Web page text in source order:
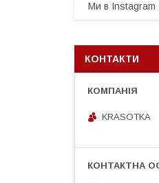
Ми в Instagram
КОНТАКТИ
KRASOTKA